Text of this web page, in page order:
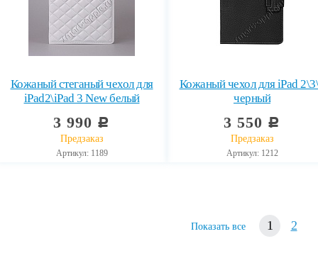
Кожаный стеганый чехол для
iPad2\iPad 3 New белый
3 990 c
Предзаказ
Артикул: 1189
Кожаный чехол для iPad
черный
3 550 c
Предзаказ
Артикул: 1212
Показать все 1 2